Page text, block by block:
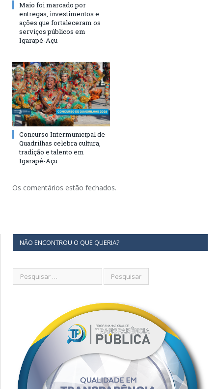
Maio foi marcado por
entregas, investimentos e
ações que fortaleceram os
serviços públicos em
Igarapé-Açu
Concurso Intermunicipal de
Quadrilhas celebra cultura,
tradição e talento em
Igarapé-Açu
Os comentários estão fechados.
NÃO ENCONTROU O QUE QUERIA?